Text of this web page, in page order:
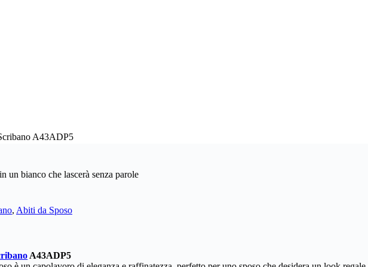
A43ADP5
un bianco che lascerà senza parole
, Abiti da Sposo
A43ADP5